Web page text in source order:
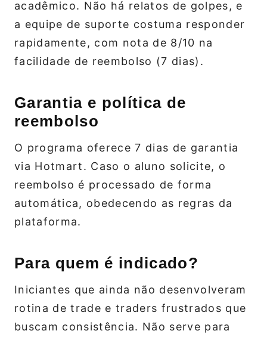
acadêmico. Não há relatos de golpes, e
a equipe de suporte costuma responder
rapidamente, com nota de 8/10 na
facilidade de reembolso (7 dias).
Garantia e política de
reembolso
O programa oferece 7 dias de garantia
via Hotmart. Caso o aluno solicite, o
reembolso é processado de forma
automática, obedecendo as regras da
plataforma.
Para quem é indicado?
Iniciantes que ainda não desenvolveram
rotina de trade e traders frustrados que
buscam consistência. Não serve para